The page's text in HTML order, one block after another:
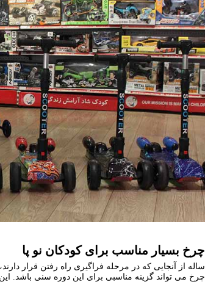
کودکان ۲ تا ۴ ساله از آنجایی که در مرحله فراگیری راه رفتن
اسکوترهای ۳ چرخ می تواند گزینه مناسبی برای این دوره سنی